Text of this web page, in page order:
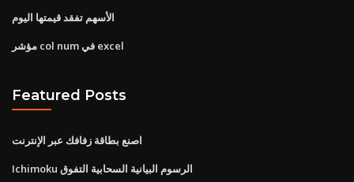
الأسهم تفقد قيمتها اليوم
مؤشر col num في excel
Featured Posts
اصنع بطاقة زفافك عبر الإنترنت
Ichimoku الرسوم البيانية السحابية التفوق